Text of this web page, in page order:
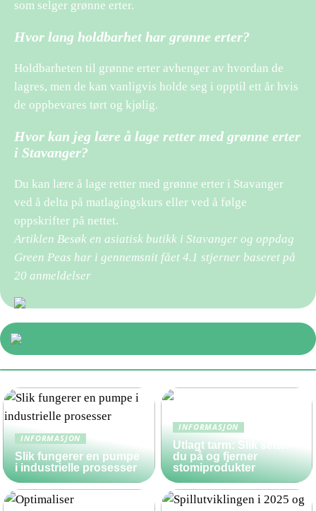
som selger grønne erter.
Hvor lang holdbarhet har grønne erter?
Holdbarheten til grønne erter avhenger av hvordan de
lagres, men de kan vanligvis holde seg i opptil ett år hvis
de oppbevares tørt og kjølig.
Hvor kan jeg lære å lage retter med grønne erter
i Stavanger?
Du kan lære å lage retter med grønne erter i Stavanger
ved å delta på matlagingskurs eller ved å følge
oppskrifter på nettet.
Artiklen Besøk en asiatisk butikk i Stavanger og oppdag
Green Peas har i gennemsnit fået 4.1 stjerner baseret på
20 anmeldelser
INFORMASJON
Slik fungerer en pumpe
i industrielle prosesser
INFORMASJON
Utlagt tarm: Slik setter
du på og fjerner
stomiprodukter